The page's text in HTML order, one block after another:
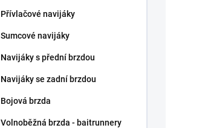
Přívlačové navijáky
Sumcové navijáky
Navijáky s přední brzdou
Navijáky se zadní brzdou
Bojová brzda
Volnoběžná brzda - baitrunnery